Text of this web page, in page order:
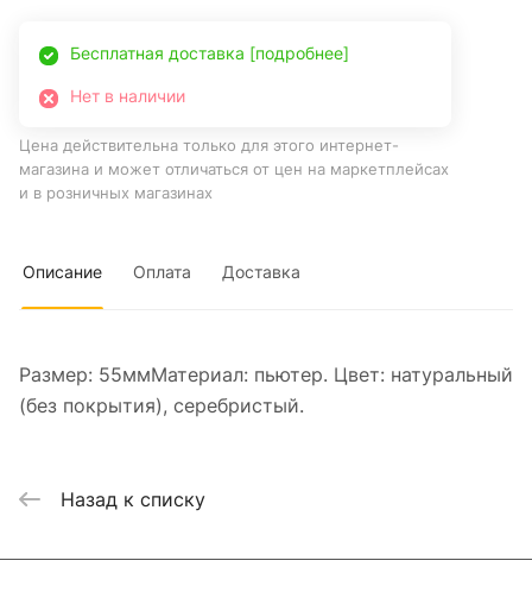
Бесплатная доставка [подробнее]
Нет в наличии
Цена действительна только для этого интернет-
магазина и может отличаться от цен на маркетплейсах
и в розничных магазинах
Описание Оплата Доставка
Размер: 55ммМатериал: пьютер. Цвет: натуральный
(без покрытия), серебристый.
Назад к списку